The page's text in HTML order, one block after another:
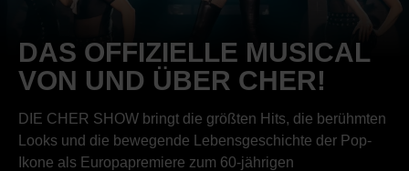
DAS OFFIZIELLE MUSICAL
VON UND ÜBER CHER!
DIE CHER SHOW bringt die größten Hits, die berühmten
Looks und die bewegende Lebensgeschichte der Pop-
Ikone als Europapremiere zum 60-jährigen